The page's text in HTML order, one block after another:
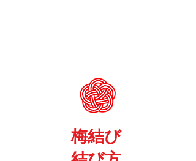
梅結び